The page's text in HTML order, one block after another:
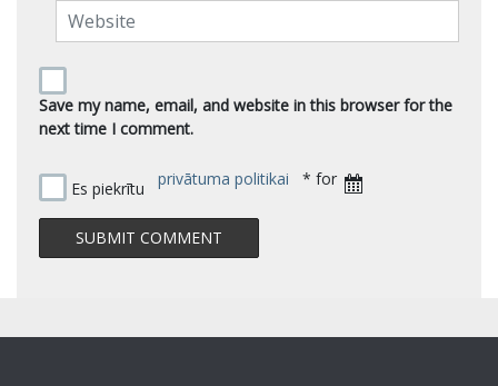
Save my name, email, and website in this browser for the
next time I comment.
Es piekrītu privātuma politikai * for